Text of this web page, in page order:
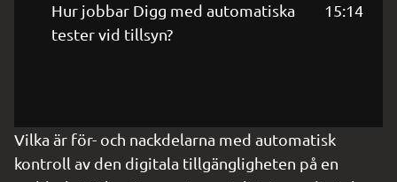
Hur jobbar Digg med automatiska
tester vid tillsyn?
15:14
Vilka är för- och nackdelarna med automatisk
kontroll av den digitala tillgängligheten på en